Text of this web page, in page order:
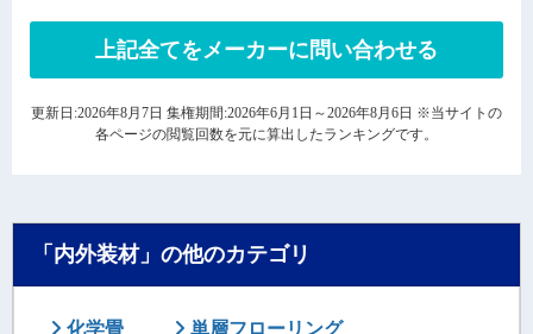
上記全てをメーカーに問い合わせる
更新日:2026年8月7日 集権期間:2026年6月1日～2026年8月6日 ※当サイトの
各ページの閲覧回数を元に算出したランキングです。
「内外装材」の他のカテゴリ
化学畳 単層フローリング